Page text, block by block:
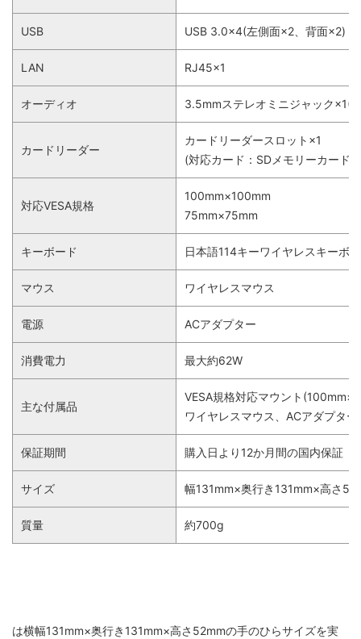
USB USB 3.0×4(左側面×2、背面×2)
LAN RJ45×1
オーディオ 3.5mmステレオミニジャック×1(
カードリーダー
カードリーダースロット×1
(対応カード：SDメモリーカード
対応VESA規格
100mm×100mm
75mm×75mm
キーボード 日本語114キーワイヤレスキーボ
マウス ワイヤレスマウス
電源 ACアダプター
消費電力 最大約62W
主な付属品
VESA規格対応マウント
ワイヤレスマウス、ACアダプタ
保証期間 購入日より12か月間の国内保証
サイズ 幅131mm×奥行き131mm×高さ
質量 約700g
は横幅131mm×奥行き131mm×高さ52mmの手のひらサイズを実